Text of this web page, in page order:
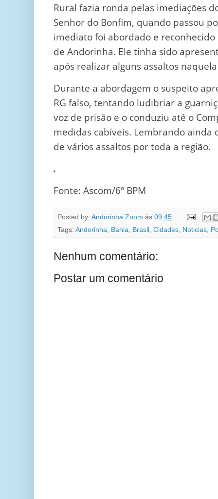
Rural fazia ronda pelas imediações
Senhor do Bonfim, quando passou
imediato foi abordado e
de Andorinha. Ele tinha sido
após realizar alguns assaltos
Durante a abordagem o suspeito
RG falso, tentando ludibriar a
voz de prisão e o conduziu até o
medidas cabíveis. Lembrando ainda
de vários assaltos por toda a região.
.
Fonte: Ascom/6º BPM
Posted by: Andorinha Zoom às 09:45
Tags: Andorinha, Bahia, Brasil , Cidades, Noticias,
Nenhum comentário:
Postar um comentário